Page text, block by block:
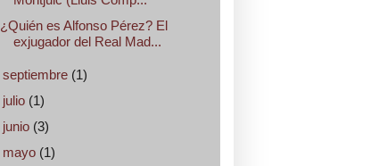
¿Quién es Alfonso Pérez? El
exjugador del Real Mad...
septiembre (1)
julio (1)
junio (3)
mayo (1)